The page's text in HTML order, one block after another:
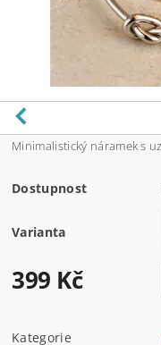
Minimalistický náramek s
Dostupnost
Varianta
399 Kč
Kategorie